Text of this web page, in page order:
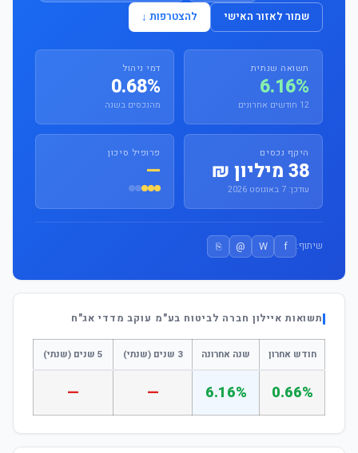
שמור לאזור האישי להצטרפות ↓
תשואה שנתית
6.16%
12 חודשים אחרונים
דמי ניהול
0.68%
מהנכסים בשנה
היקף נכסים
38 מיליון ₪
עודכן: 7 באוגוסט 2026
פרופיל סיכון
—
שיתוף: f
W
@
⎘
תשואות איילון חברה לביטוח בע"מ עוקב מדדי אג"ח
חודש אחרון שנה אחרונה 3 שנים (שנתי) 5 שנים (שנתי)
0.66%
6.16%
—
—